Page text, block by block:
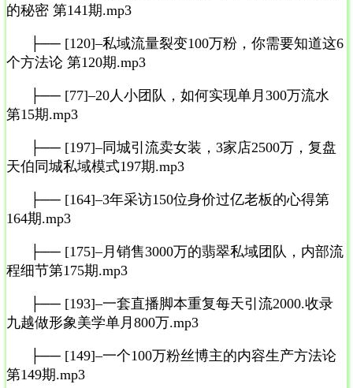
的秘密 第141期.mp3
├── [120]–私域流量裂变100万粉，你需要知道这6
个方法论 第120期.mp3
├── [77]–20人小团队，如何实现单月300万流水
第15期.mp3
├── [197]–同城引流卖女装，3家店2500万，复盘
天伯同城私域模式197期.mp3
├── [164]–3年采访150位身价过亿老板的心得第
164期.mp3
├── [175]–月销售3000万的翡翠私域团队，内部流
程细节第175期.mp3
├── [193]–一套直播脚本重复每天引流2000.收录
九越做形象美学单月800万.mp3
├── [149]–一个100万粉丝博主的内容生产方法论
第149期.mp3